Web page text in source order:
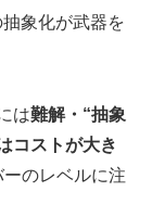
象化が武器を
は難解・“抽象
コストが大き
のレベルに注